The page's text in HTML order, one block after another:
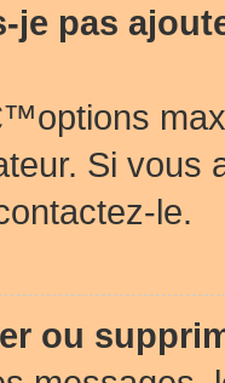
je pas
Si vous
le.
ou